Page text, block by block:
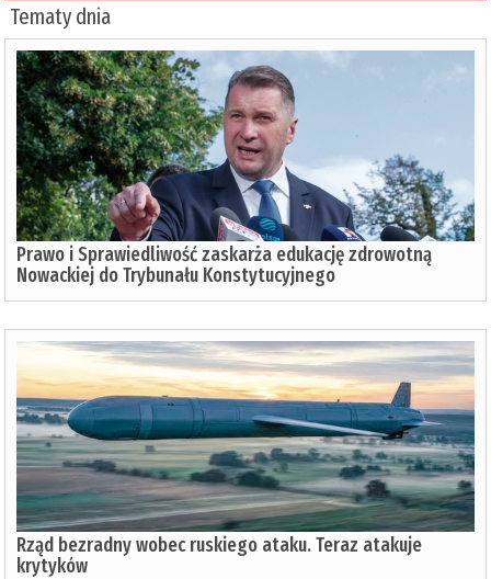
Tematy dnia
Prawo i Sprawiedliwość zaskarża edukację zdrowotną
Nowackiej do Trybunału Konstytucyjnego
Rząd bezradny wobec ruskiego ataku. Teraz atakuje
krytyków